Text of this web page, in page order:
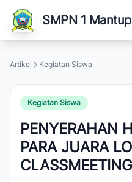
SMPN 1 Mantup
Artikel Kegiatan Siswa
Kegiatan Siswa
PENYERAHAN
PARA JUARA
CLASSMEETING